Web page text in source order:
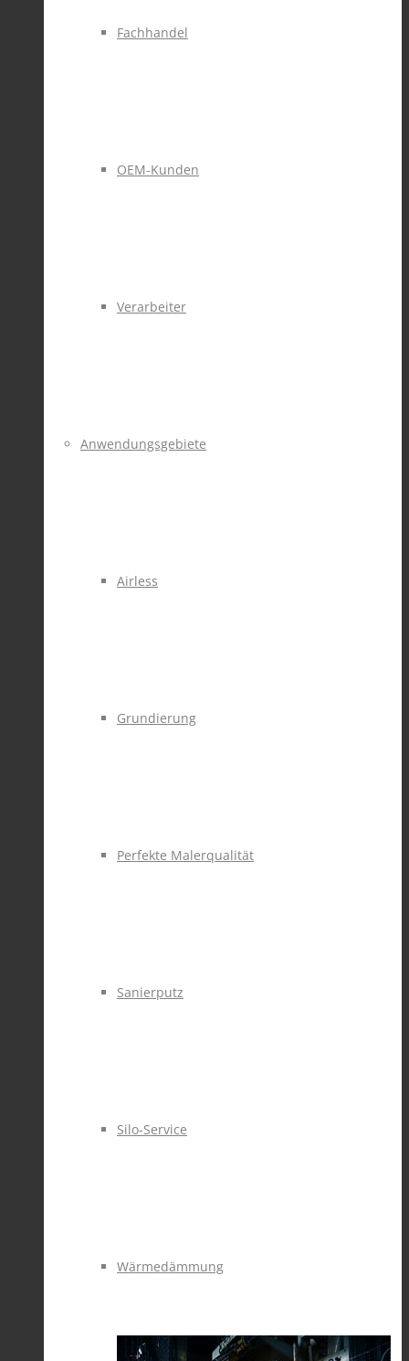
Fachhandel
OEM-Kunden
Verarbeiter
Anwendungsgebiete
Airless
Grundierung
Perfekte Malerqualität
Sanierputz
Silo-Service
Wärmedämmung